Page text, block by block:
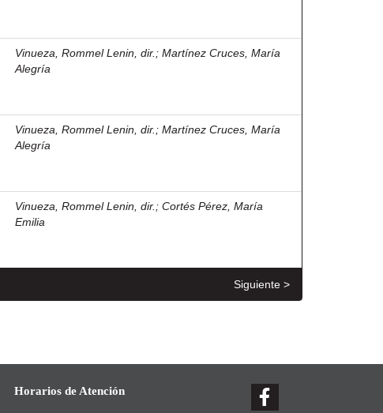
Vinueza, Rommel Lenin, dir. ; Martínez Cruces, María
Alegría
Vinueza, Rommel Lenin, dir. ; Martínez Cruces, María
Alegría
Vinueza, Rommel Lenin, dir. ; Cortés Pérez, María
Emilia
Siguiente >
Horarios de Atención